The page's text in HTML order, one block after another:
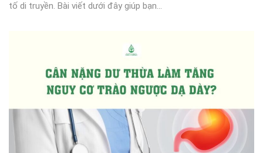
tố di truyền. Bài viết dưới đây giúp bạn...